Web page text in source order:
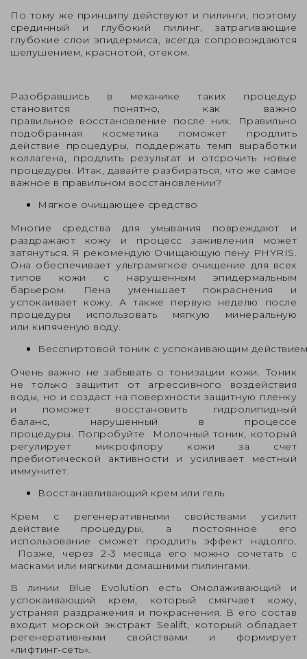
По тому же принципу действуют и пилинги, поэтому
срединный и глубокий пилинг, затрагивающие
глубокие слои эпидермиса, всегда сопровождаются
шелушением, краснотой, отеком.
Разобравшись в механике таких процедур
становится понятно, как важно
правильное восстановление после них. Правильно
подобранная косметика поможет продлить
действие процедуры, поддержать темп выработки
коллагена, продлить результат и отсрочить новые
процедуры. Итак, давайте разбираться, что же самое
важное в правильном восстановлении?
Мягкое очищающее средство
Многие средства для умывания повреждают и
раздражают кожу и процесс заживления может
затянуться. Я рекомендую Очищающую пену PHYRIS.
Она обеспечивает ультрамягкое очищение для всех
типов кожи с нарушенным эпидермальным
барьером. Пена уменьшает покраснения и
успокаивает кожу. А также первую неделю после
процедуры использовать мягкую минеральную
или кипяченую воду.
Бесспиртовой тоник с успокаивающим действием
Очень важно не забывать о тонизации кожи. Тоник
не только защитит от агрессивного воздействия
воды, но и создаст на поверхности защитную пленку
и поможет восстановить гидролипидный
баланс, нарушенный в процессе
процедуры. Попробуйте
Молочный тоник, который
регулирует микрофлору кожи за счет
пребиотической активности и усиливает местный
иммунитет.
Восстанавливающий крем или гель
Крем с регенеративными свойствами усилит
действие процедуры, а постоянное его
использование сможет продлить эффект надолго.
Позже, через 2-3 месяца его можно сочетать с
масками или мягкими домашними пилингами.
В линии Blue Evolution есть Омолаживающий и
успокаивающий крем, который смягчает кожу,
устраняя раздражения и покраснения. В его состав
входит морской экстракт Sealift, который обладает
регенеративными свойствами и формирует
«лифтинг-сеть».